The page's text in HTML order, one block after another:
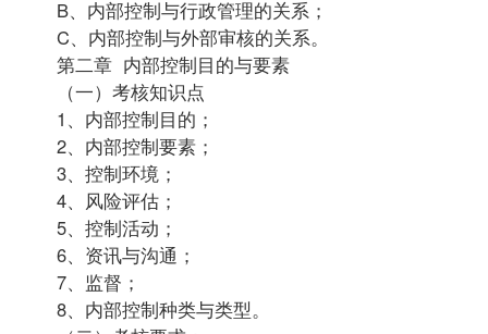
B、内部控制与行政管理的关系；
C、内部控制与外部审核的关系。
第二章 内部控制目的与要素
（一）考核知识点
1、内部控制目的；
2、内部控制要素；
3、控制环境；
4、风险评估；
5、控制活动；
6、资讯与沟通；
7、监督；
8、内部控制种类与类型。